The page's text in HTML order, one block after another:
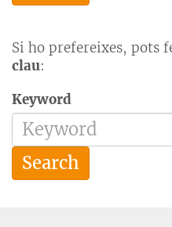
Si ho prefereixes, pots
clau:
Keyword
Search